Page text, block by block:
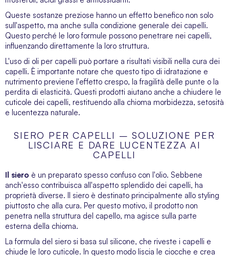
Queste sostanze preziose hanno un effetto benefico non solo
sull'aspetto, ma anche sulla condizione generale dei capelli.
Questo perché le loro formule possono penetrare nei capelli,
influenzando direttamente la loro struttura.
L'uso di oli per capelli può portare a risultati visibili nella cura dei
capelli. È importante notare che questo tipo di idratazione e
nutrimento previene l'effetto crespo, la fragilità delle punte o la
perdita di elasticità. Questi prodotti aiutano anche a chiudere le
cuticole dei capelli, restituendo alla chioma morbidezza, setosità
e lucentezza naturale.
SIERO PER CAPELLI – SOLUZIONE PER
LISCIARE E DARE LUCENTEZZA AI
CAPELLI
Il siero è un preparato spesso confuso con l'olio. Sebbene
anch'esso contribuisca all'aspetto splendido dei capelli, ha
proprietà diverse. Il siero è destinato principalmente allo styling
piuttosto che alla cura. Per questo motivo, il prodotto non
penetra nella struttura del capello, ma agisce sulla parte
esterna della chioma.
La formula del siero si basa sul silicone, che riveste i capelli e
chiude le loro cuticole. In questo modo liscia le ciocche e crea